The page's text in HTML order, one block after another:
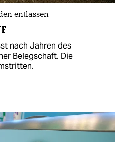
entlassen
nach Jahren des
Belegschaft. Die